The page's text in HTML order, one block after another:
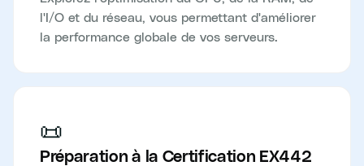
l'I/O et du réseau, vous permettant d'améliorer
la performance globale de vos serveurs.
📜
Préparation à la Certification EX442